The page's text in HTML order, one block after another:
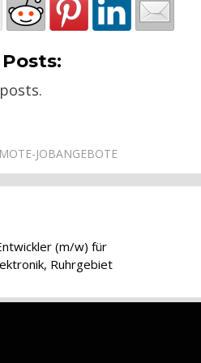
JOBANGEBOTE
(m/w) für
Ruhrgebiet